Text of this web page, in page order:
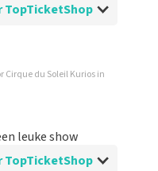
TopTicketShop
van een review
Cirque du Soleil Kurios in
leuke show
TopTicketShop